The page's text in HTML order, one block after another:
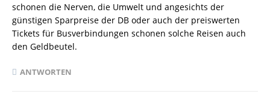
schonen die Nerven, die Umwelt und angesichts der
günstigen Sparpreise der DB oder auch der preiswerten
Tickets für Busverbindungen schonen solche Reisen auch
den Geldbeutel.
ANTWORTEN